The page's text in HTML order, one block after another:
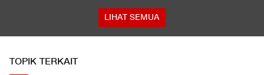
LIHAT SEMUA
TOPIK TERKAIT